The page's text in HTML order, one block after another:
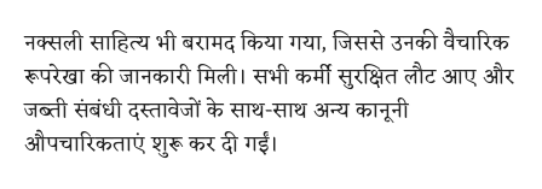
नक्सली साहित्य भी बरामद किया गया, जिससे उनकी वैचारिक
रूपरेखा की जानकारी मिली। सभी कर्मी सुरक्षित लौट आए और
जब्ती संबंधी दस्तावेजों के साथ-साथ अन्य कानूनी
औपचारिकताएं शुरू कर दी गईं।